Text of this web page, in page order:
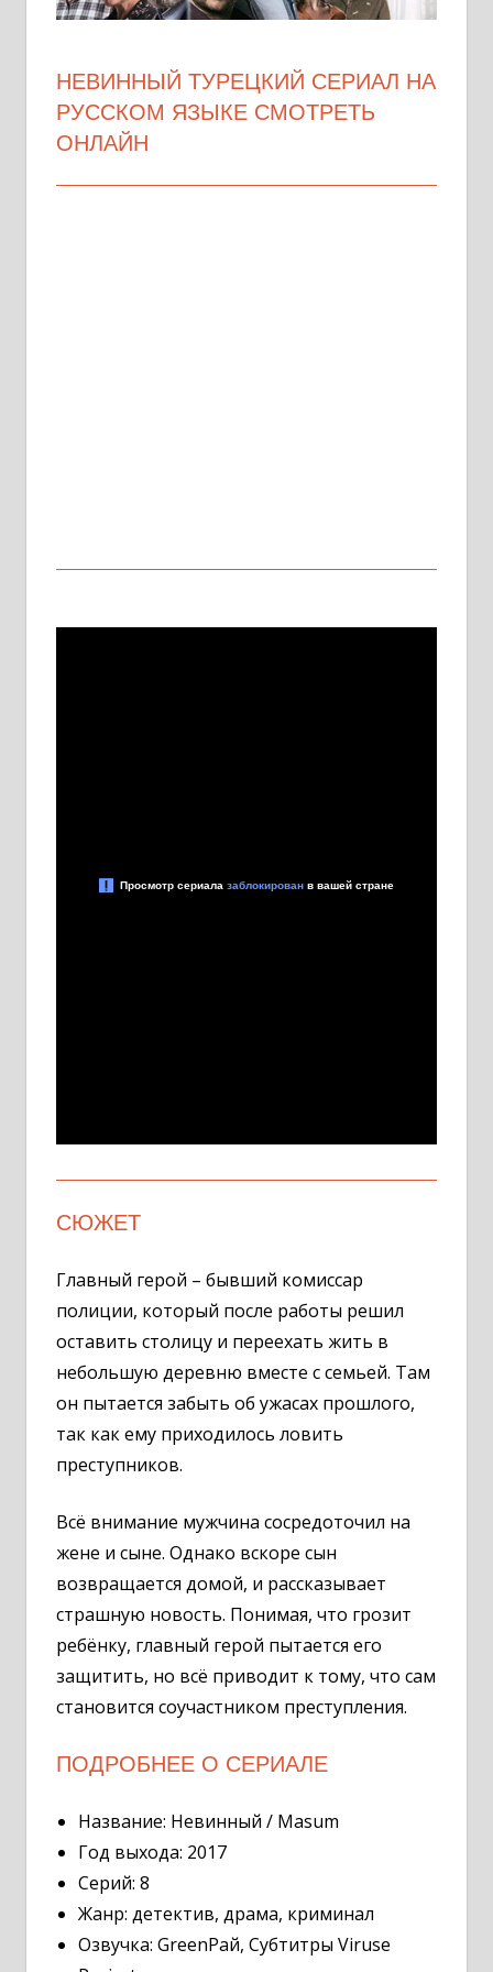
НЕВИННЫЙ ТУРЕЦКИЙ СЕРИАЛ НА
РУССКОМ ЯЗЫКЕ СМОТРЕТЬ
ОНЛАЙН
СЮЖЕТ
Главный герой – бывший комиссар
полиции, который после работы решил
оставить столицу и переехать жить в
небольшую деревню вместе с семьей. Там
он пытается забыть об ужасах прошлого,
так как ему приходилось ловить
преступников.
Всё внимание мужчина сосредоточил на
жене и сыне. Однако вскоре сын
возвращается домой, и рассказывает
страшную новость. Понимая, что грозит
ребёнку, главный герой пытается его
защитить, но всё приводит к тому, что сам
становится соучастником преступления.
ПОДРОБНЕЕ О СЕРИАЛЕ
Название: Невинный / Masum
Год выхода: 2017
Серий: 8
Жанр: детектив, драма, криминал
Озвучка: GreenРай, Субтитры Viruse